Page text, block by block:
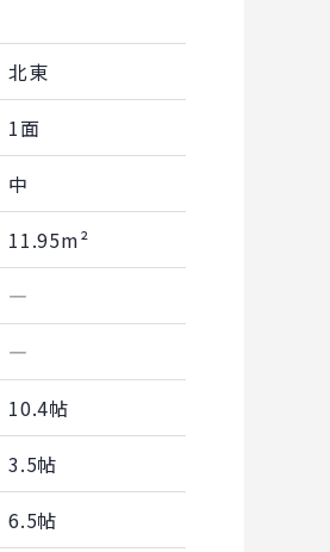
北東
1面
中
11.95m²
―
―
10.4帖
3.5帖
6.5帖